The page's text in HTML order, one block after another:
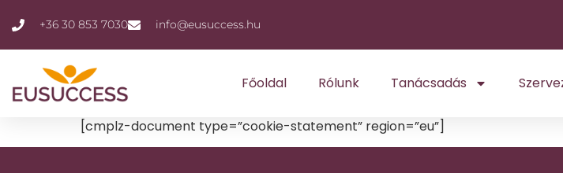
+36 30 853 7030 info@eusuccess.hu
Főoldal Rólunk Tanácsadás
[cmplz-document type=”cookie-statement” region=”eu”]